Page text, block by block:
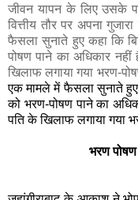
भरण पोषण
जहांगीराबाद के आकाश ने
कर लिया। शादी के चार
आकाश पर मारपीट,
प्रताडऩा का मामला दायर
दिया कि उसे दहेज
के पक्ष में निर्णय दिया।
कारोबार चौपट हो गया।
प्रकरण दायर किया।
करने के लिए कोर्ट में
क्षतिपूर्ति के रूप में कुछ